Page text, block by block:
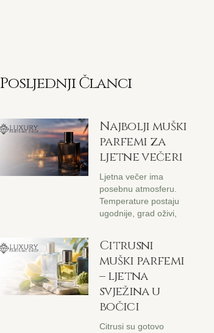
Posljednji Članci
Najbolji muški
parfemi za
ljetne večeri
Ljetna večer ima
posebnu atmosferu.
Temperature postaju
ugodnije, grad oživi,
Citrusni
muški parfemi
– ljetna
svježina u
bočici
Citrusi su gotovo